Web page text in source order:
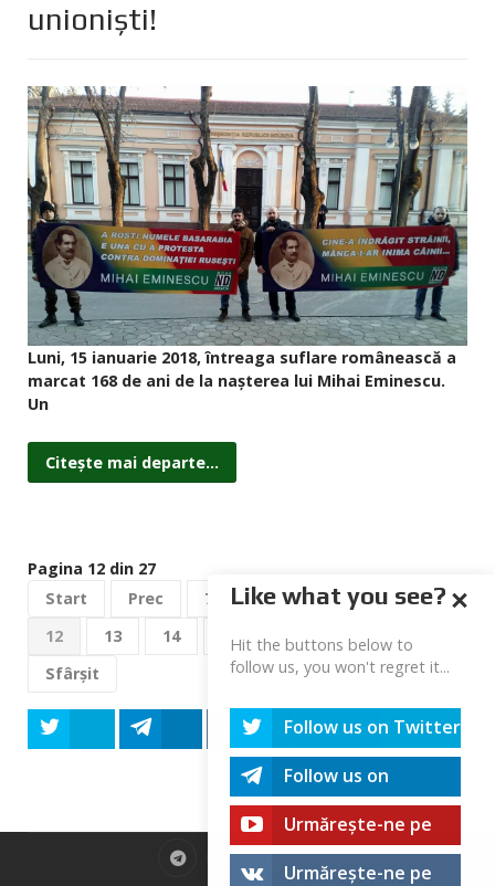
unioniști!
Luni, 15 ianuarie 2018, întreaga suflare românească a
marcat 168 de ani de la nașterea lui Mihai Eminescu.
Un
Citește mai departe...
Pagina 12 din 27
Start
Prec 7 8 9 10
11
12
13 14 15 16
Mai departe
Sfârșit
Share Share Share
Like what you see?
Hit the buttons below to
follow us, you won't regret it...
Follow us on Twitter
Follow us on
Telegram
Urmărește-ne pe
youtube!
Urmărește-ne pe